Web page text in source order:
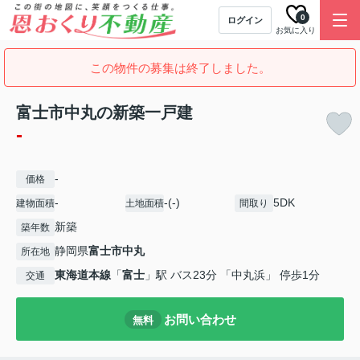
ログイン
お気に入り
0
この物件の募集は終了しました。
富士市中丸の新築一戸建
-
価格 -
建物面積- 土地面積-(-) 間取り 5DK
築年数 新築
所在地 静岡県富士市中丸
交通 東海道本線 「富士 」駅 バス23分 「中丸浜」 停歩1分
無料 お問い合わせ